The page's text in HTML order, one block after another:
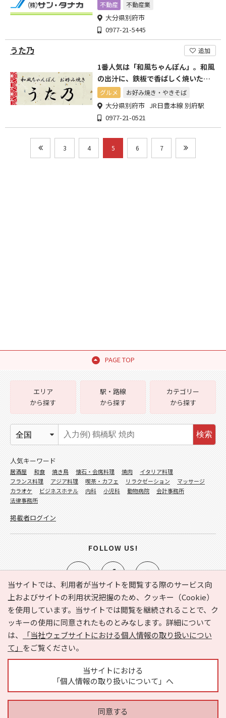
不動産 不動産業
大分県別府市
0977-21-5445
うた乃 追加
1番人気は「和風ちゃんぽん」。和風
の出汁に、鉄板で香ばしく焼いたパ
リパリ麺と山盛りの野菜!
グルメ お好み焼き・やきそば
大分県別府市 JR日豊本線 別府駅
0977-21-0521
3 4 5 6 7
PAGE TOP
当サイトでは、利用者が当サイトを閲覧する際のサービス向
上およびサイトの利用状況把握のため、クッキー（Cookie）
を使用しています。当サイトでは閲覧を継続されることで、ク
ッキーの使用に同意されたものとみなします。詳細について
は、
「当社ウェブサイトにおける個人情報の取り扱いについ
て」 をご覧ください。
当サイトにおける
「個人情報の取り扱いについて」へ
同意する
e-NAVITA（イーナビタ）とは？ お気に入り
ヘルプ
利用規約
個人情報の取り扱いについて
運営会社
サイトマップ
広告掲載に関するお問い合わせ
エリア
から探す
駅・路線
から探す
カテゴリー
から探す
検索
人気キーワード
居酒屋 和食 焼き鳥 懐石・会席料理 焼肉
イタリア料理
フランス料理
アジア料理 喫茶・カフェ リラクゼーション
マッサージ
カラオケ
ビジネスホテル 内科 小児科 動物病院
会計事務所
法律事務所
掲載者ログイン
FOLLOW US!